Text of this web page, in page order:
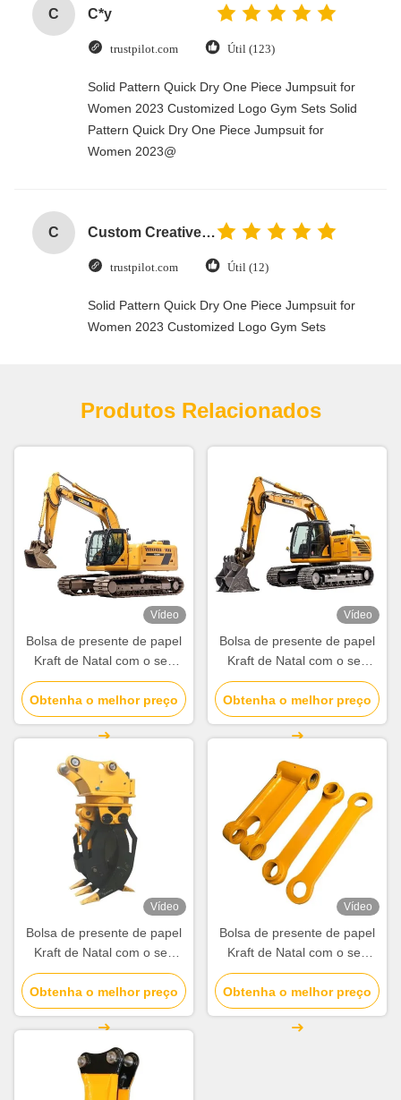
C C*y
trustpilot.com Útil (123)
Solid Pattern Quick Dry One Piece Jumpsuit for
Women 2023 Customized Logo Gym Sets Solid
Pattern Quick Dry One Piece Jumpsuit for
Women 2023@
C Custom Creative Goodie Christmas Kraft Paper Gift Bag with Your Own Logo for Xmas Decorative Party
trustpilot.com Útil (12)
Solid Pattern Quick Dry One Piece Jumpsuit for
Women 2023 Customized Logo Gym Sets
Produtos Relacionados
Vídeo
Bolsa de presente de papel
Kraft de Natal com o seu
próprio logotipo para a festa
de Natal
Obtenha o melhor preço
Vídeo
Bolsa de presente de papel
Kraft de Natal com o seu
próprio logotipo para a festa
de Natal
Obtenha o melhor preço
Vídeo
Bolsa de presente de papel
Kraft de Natal com o seu
próprio logotipo para a festa
de Natal
Obtenha o melhor preço
Vídeo
Bolsa de presente de papel
Kraft de Natal com o seu
próprio logotipo para a festa
de Natal
Obtenha o melhor preço